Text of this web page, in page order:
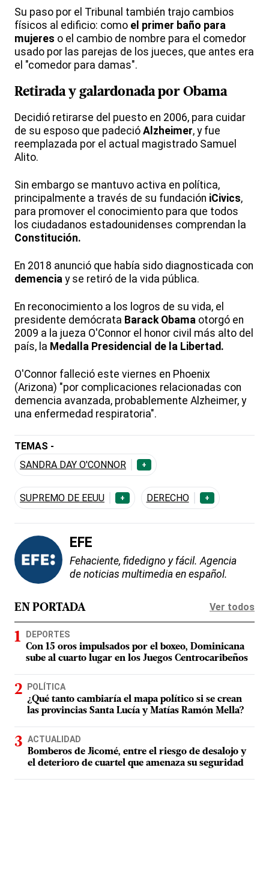
Su paso por el Tribunal también trajo cambios
físicos al edificio: como el primer baño para
mujeres o el cambio de nombre para el comedor
usado por las parejas de los jueces, que antes era
el "comedor para damas".
Retirada y galardonada por Obama
Decidió retirarse del puesto en 2006, para cuidar
de su esposo que padeció Alzheimer, y fue
reemplazada por el actual magistrado Samuel
Alito.
Sin embargo se mantuvo activa en política,
principalmente a través de su fundación iCivics,
para promover el conocimiento para que todos
los ciudadanos estadounidenses comprendan la
Constitución.
En 2018 anunció que había sido diagnosticada con
demencia y se retiró de la vida pública.
En reconocimiento a los logros de su vida, el
presidente demócrata Barack Obama otorgó en
2009 a la jueza O'Connor el honor civil más alto del
país, la Medalla Presidencial de la Libertad.
O'Connor falleció este viernes en Phoenix
(Arizona) "por complicaciones relacionadas con
demencia avanzada, probablemente Alzheimer, y
una enfermedad respiratoria".
TEMAS -
SANDRA DAY O'CONNOR
+
SUPREMO DE EEUU + DERECHO +
EFE
Fehaciente, fidedigno y fácil. Agencia
de noticias multimedia en español.
EN PORTADA Ver todos
DEPORTES
Con 15 oros impulsados por el boxeo, Dominicana
sube al cuarto lugar en los Juegos Centrocaribeños
POLÍTICA
¿Qué tanto cambiaría el mapa político si se crean
las provincias Santa Lucía y Matías Ramón Mella?
ACTUALIDAD
Bomberos de Jicomé, entre el riesgo de desalojo y
el deterioro de cuartel que amenaza su seguridad